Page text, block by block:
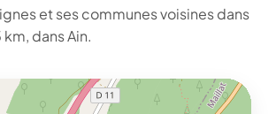
et ses communes voisines dans
dans Ain.